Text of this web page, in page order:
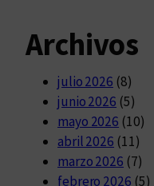
Archivos
julio 2026 (8)
junio 2026 (5)
mayo 2026 (10)
abril 2026 (11)
marzo 2026 (7)
febrero 2026 (5)